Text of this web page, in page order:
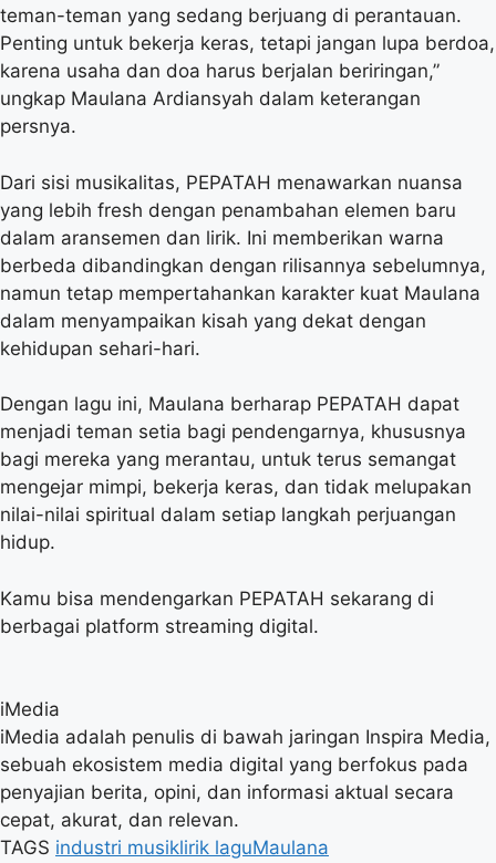
teman-teman yang sedang berjuang di perantauan.
Penting untuk bekerja keras, tetapi jangan lupa berdoa,
karena usaha dan doa harus berjalan beriringan,”
ungkap Maulana Ardiansyah dalam keterangan
persnya.
Dari sisi musikalitas, PEPATAH menawarkan nuansa
yang lebih fresh dengan penambahan elemen baru
dalam aransemen dan lirik. Ini memberikan warna
berbeda dibandingkan dengan rilisannya sebelumnya,
namun tetap mempertahankan karakter kuat Maulana
dalam menyampaikan kisah yang dekat dengan
kehidupan sehari-hari.
Dengan lagu ini, Maulana berharap PEPATAH dapat
menjadi teman setia bagi pendengarnya, khususnya
bagi mereka yang merantau, untuk terus semangat
mengejar mimpi, bekerja keras, dan tidak melupakan
nilai-nilai spiritual dalam setiap langkah perjuangan
hidup.
Kamu bisa mendengarkan PEPATAH sekarang di
berbagai platform streaming digital.
iMedia
iMedia adalah penulis di bawah jaringan Inspira Media,
sebuah ekosistem media digital yang berfokus pada
penyajian berita, opini, dan informasi aktual secara
cepat, akurat, dan relevan.
TAGS industri musiklirik laguMaulana